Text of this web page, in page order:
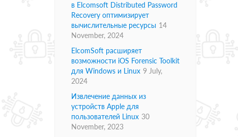
в Elcomsoft Distributed Password
Recovery оптимизирует
вычислительные ресурсы 14
November, 2024
ElcomSoft расширяет
возможности iOS Forensic Toolkit
для Windows и Linux 9 July,
2024
Извлечение данных из
устройств Apple для
пользователей Linux 30
November, 2023